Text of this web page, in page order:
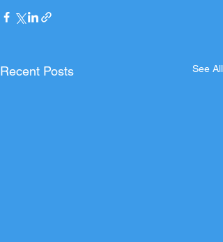
Recent Posts See All